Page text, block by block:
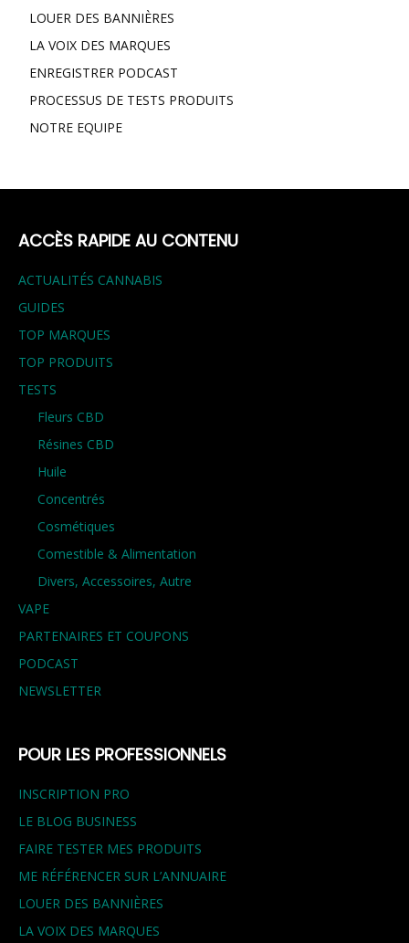
LOUER DES BANNIÈRES
LA VOIX DES MARQUES
ENREGISTRER PODCAST
PROCESSUS DE TESTS PRODUITS
NOTRE EQUIPE
ACCÈS RAPIDE AU CONTENU
ACTUALITÉS CANNABIS
GUIDES
TOP MARQUES
TOP PRODUITS
TESTS
Fleurs CBD
Résines CBD
Huile
Concentrés
Cosmétiques
Comestible & Alimentation
Divers, Accessoires, Autre
VAPE
PARTENAIRES ET COUPONS
PODCAST
NEWSLETTER
POUR LES PROFESSIONNELS
INSCRIPTION PRO
LE BLOG BUSINESS
FAIRE TESTER MES PRODUITS
ME RÉFÉRENCER SUR L’ANNUAIRE
LOUER DES BANNIÈRES
LA VOIX DES MARQUES